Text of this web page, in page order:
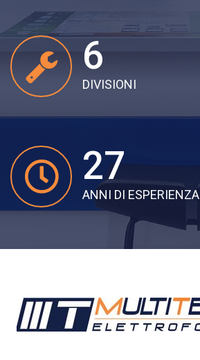
6
DIVISIONI
27
ANNI DI ESPERIENZA